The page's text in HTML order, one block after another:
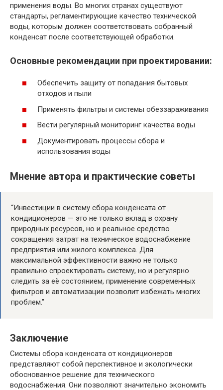
применения воды. Во многих странах существуют
стандарты, регламентирующие качество технической
воды, которым должен соответствовать собранный
конденсат после соответствующей обработки.
Основные рекомендации при проектировании:
Обеспечить защиту от попадания бытовых
отходов и пыли
Применять фильтры и системы обеззараживания
Вести регулярный мониторинг качества воды
Документировать процессы сбора и
использования воды
Мнение автора и практические советы
“Инвестиции в систему сбора конденсата от
кондиционеров — это не только вклад в охрану
природных ресурсов, но и реальное средство
сокращения затрат на техническое водоснабжение
предприятия или жилого комплекса. Для
максимальной эффективности важно не только
правильно спроектировать систему, но и регулярно
следить за её состоянием, применение современных
фильтров и автоматизации позволит избежать многих
проблем.”
Заключение
Системы сбора конденсата от кондиционеров
представляют собой перспективное и экологически
обоснованное решение для технического
водоснабжения. Они позволяют значительно экономить